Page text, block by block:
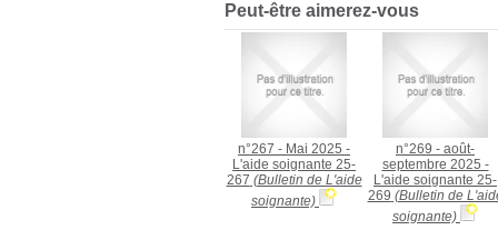
Peut-être aimerez-vous
n°267 - Mai 2025 -
L'aide soignante 25-
267 (Bulletin de L'aide
soignante)
n°269 - août-
septembre 2025 -
L'aide soignante 25-
269 (Bulletin de
soignante)